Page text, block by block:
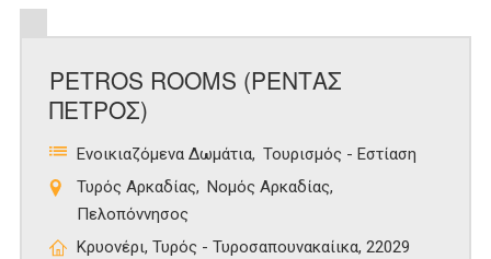
PETROS ROOMS (ΡΕΝΤΑΣ
ΠΕΤΡΟΣ)
Ενοικιαζόμενα Δωμάτια Τουρισμός - Εστίαση
Τυρός Αρκαδίας
Νομός Αρκαδίας
Πελοπόννησος
Κρυονέρι, Τυρός - Τυροσαπουνακαίικα, 22029